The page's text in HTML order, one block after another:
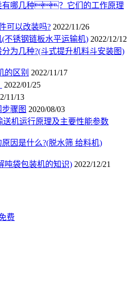
有哪几种？它们的工作原理
可以改装吗? 2022/11/26
不锈钢链板水平运输机) 2022/12/12
为几种?(斗式提升机料斗安装图)
的区别 2022/11/17
2022/01/25
11/13
骤图 2020/08/03
送机运行原理及主要性能参数
因是什么?(脱水筛 给料机)
吨袋包装机的知识) 2022/12/21
费